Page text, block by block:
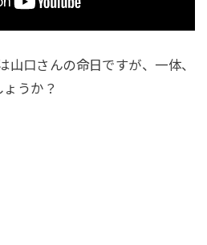
山口さんの命日ですが、一体、
うか？